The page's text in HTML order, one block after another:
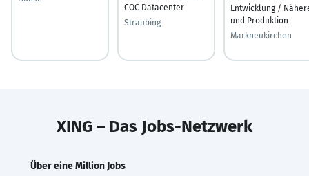
COC Datacenter
Straubing
Entwicklung /
und Produktion
Markneukirchen
XING – Das Jobs-Netzwerk
Über eine Million Jobs